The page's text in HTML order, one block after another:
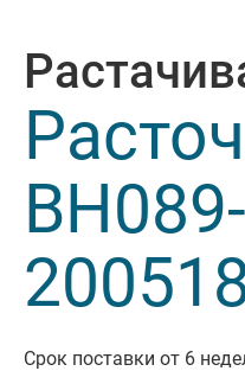
Новые разработки
Срок поставки от 6